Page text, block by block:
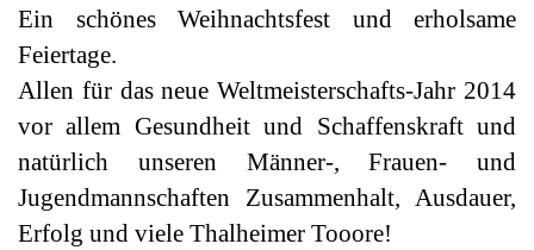
Ein schönes Weihnachtsfest und erholsame
Feiertage.
Allen für das neue Weltmeisterschafts-Jahr 2014
vor allem Gesundheit und Schaffenskraft und
natürlich unseren Männer-, Frauen- und
Jugendmannschaften Zusammenhalt, Ausdauer,
Erfolg und viele Thalheimer Tooore!